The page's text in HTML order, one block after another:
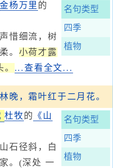
名句类型
四季
植物
金杨万里 的
细流，树
。 小荷才露
...查看全文...
晚，霜叶红于二月花。
名句类型
四季
植物
杜牧 的 《山
径斜，白
。(深处 一